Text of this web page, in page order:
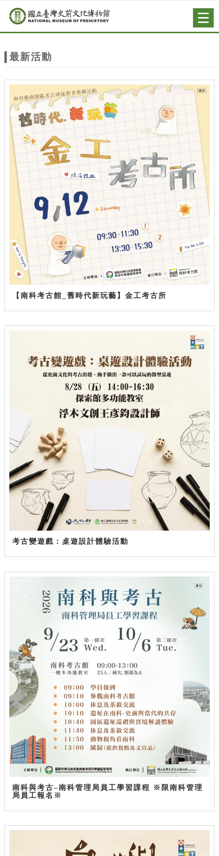
站
主
題
跳到主要內容
網站導覽
最新活動
【南科考古館_舊時代新玩藝】金工考古所
考古變遊戲：桌遊設計體驗活動
南科與考古–南科管理局員工學習課程 ※限南科管理
局員工報名※